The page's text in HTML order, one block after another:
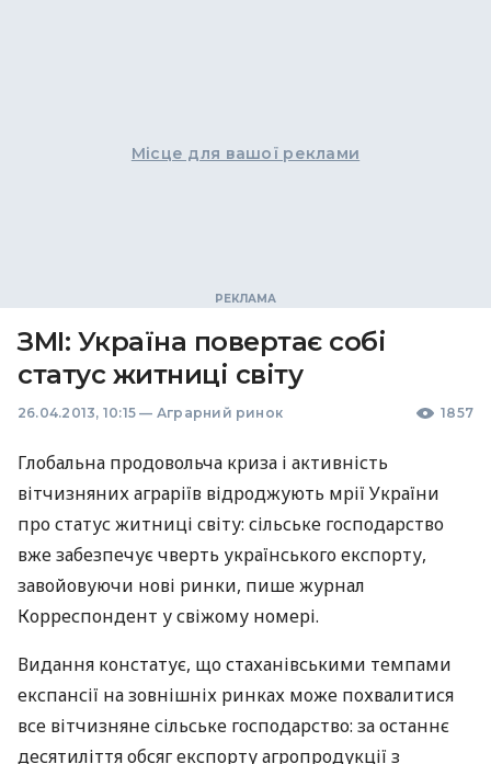
Місце для вашої реклами
ЗМІ: Україна повертає собі
статус житниці світу
26.04.2013, 10:15 — Аграрний ринок 1857
Глобальна продовольча криза і активність
вітчизняних аграріїв відроджують мрії України
про статус житниці світу: сільське господарство
вже забезпечує чверть українського експорту,
завойовуючи нові ринки, пише журнал
Корреспондент у свіжому номері.
Видання констатує, що стаханівськими темпами
експансії на зовнішніх ринках може похвалитися
все вітчизняне сільське господарство: за останнє
десятиліття обсяг експорту агропродукції з